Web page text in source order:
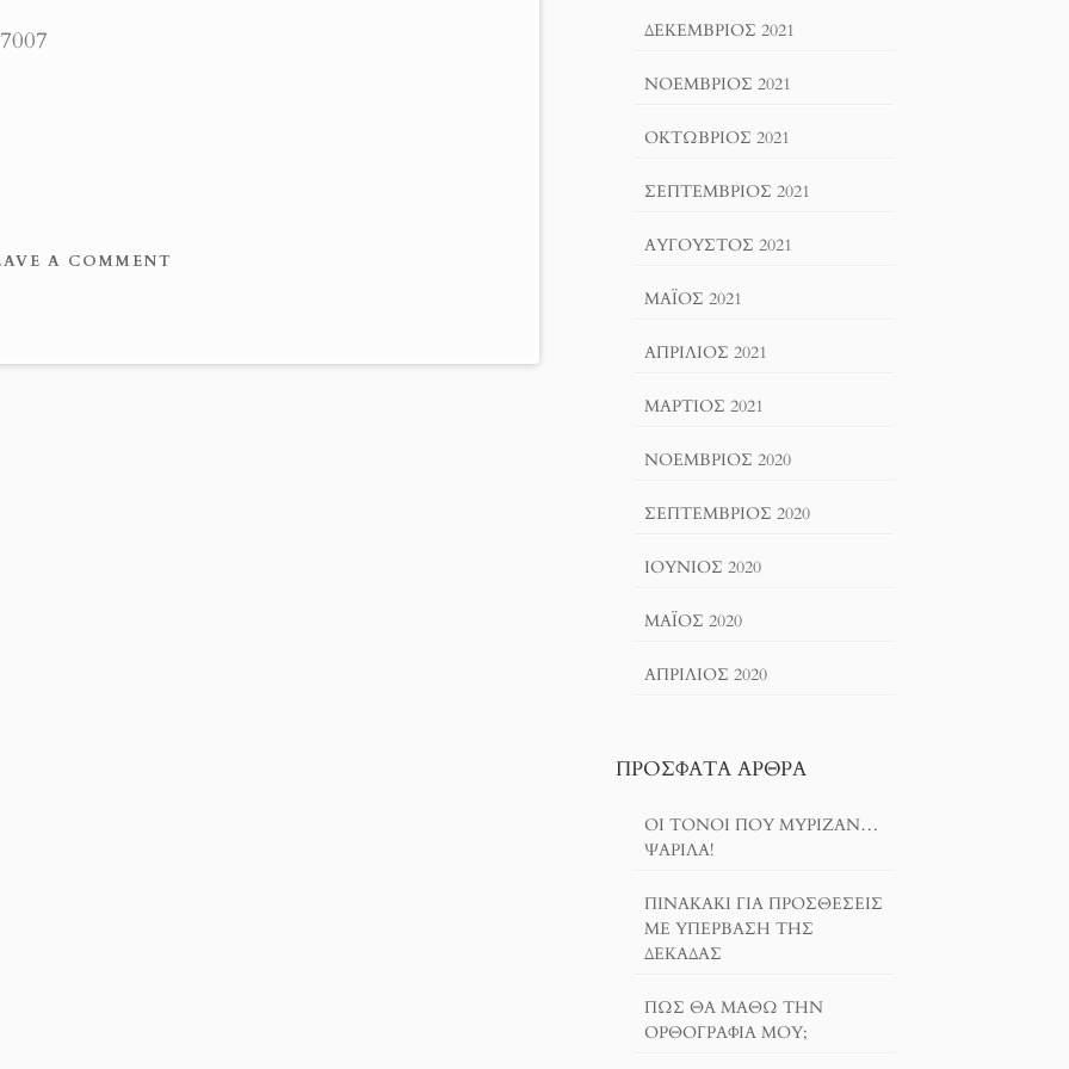
A COMMENT
ΔΕΚΈΜΒΡΙΟΣ 2021
ΝΟΈΜΒΡΙΟΣ 2021
ΟΚΤΏΒΡΙΟΣ 2021
ΣΕΠΤΈΜΒΡΙΟΣ 2021
ΑΎΓΟΥΣΤΟΣ 2021
ΜΆΙΟΣ 2021
ΑΠΡΊΛΙΟΣ 2021
ΜΆΡΤΙΟΣ 2021
ΝΟΈΜΒΡΙΟΣ 2020
ΣΕΠΤΈΜΒΡΙΟΣ 2020
ΙΟΎΝΙΟΣ 2020
ΜΆΙΟΣ 2020
ΑΠΡΊΛΙΟΣ 2020
ΠΡΌΣΦΑΤΑ ΆΡΘΡΑ
ΟΙ ΤΌΝΟΙ ΠΟΥ ΜΎΡΙΖΑΝ…
ΨΑΡΊΛΑ!
ΠΙΝΑΚΆΚΙ ΓΙΑ ΠΡΟΣΘΈΣΕΙΣ
ΜΕ ΥΠΈΡΒΑΣΗ ΤΗΣ
ΔΕΚΆΔΑΣ
ΠΏΣ ΘΑ ΜΆΘΩ ΤΗΝ
ΟΡΘΟΓΡΑΦΊΑ ΜΟΥ;